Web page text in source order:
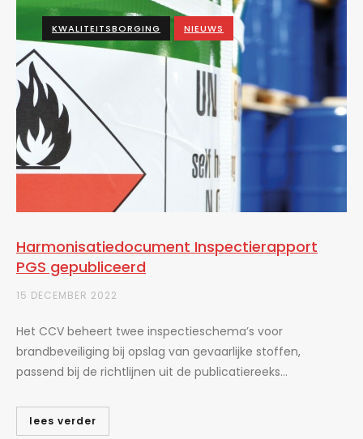
KWALITEITSBORGING NIEUWS
Harmonisatiedocument Inspectierapport
PGS gepubliceerd
15 DECEMBER 2022
Het CCV beheert twee inspectieschema’s voor
brandbeveiliging bij opslag van gevaarlijke stoffen,
passend bij de richtlijnen uit de publicatiereeks...
lees verder